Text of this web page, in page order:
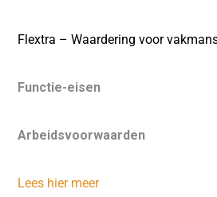
Flextra – Waardering voor
Functie-eisen
Arbeidsvoorwaarden
Lees hier meer